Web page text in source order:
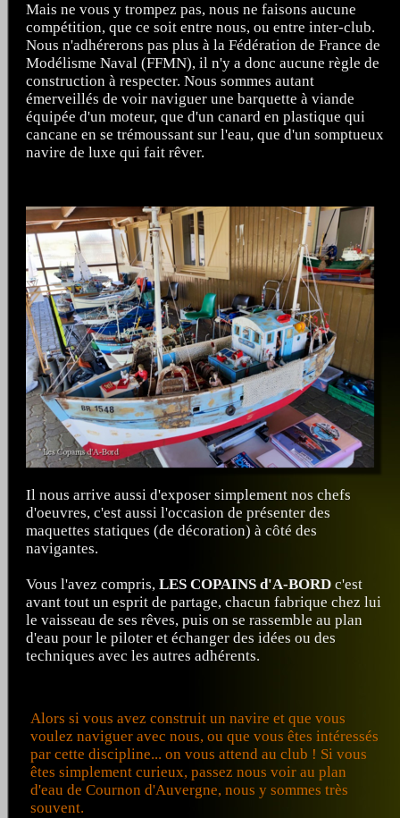
Mais ne vous y trompez pas, nous ne faisons aucune
compétition, que ce soit entre nous, ou entre inter-club.
Nous n'adhérerons pas plus à la Fédération de France de
Modélisme Naval (FFMN), il n'y a donc aucune règle de
construction à respecter. Nous sommes autant
émerveillés de voir naviguer une barquette à viande
équipée d'un moteur, que d'un canard en plastique qui
cancane en se trémoussant sur l'eau, que d'un somptueux
navire de luxe qui fait rêver.
Il nous arrive aussi d'exposer simplement nos chefs
d'oeuvres, c'est aussi l'occasion de présenter des
maquettes statiques (de décoration) à côté des
navigantes.
Vous l'avez compris, LES COPAINS d'A-BORD c'est
avant tout un esprit de partage, chacun fabrique chez lui
le vaisseau de ses rêves, puis on se rassemble au plan
d'eau pour le piloter et échanger des idées ou des
techniques avec les autres adhérents.
Alors si vous avez construit un navire et que vous
voulez naviguer avec nous, ou que vous êtes intéressés
par cette discipline... on vous attend au club ! Si vous
êtes simplement curieux, passez nous voir au plan
d'eau de Cournon d'Auvergne, nous y sommes très
souvent.